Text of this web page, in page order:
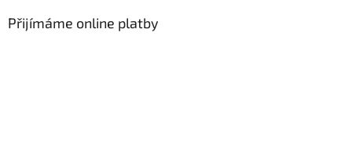
Přijímáme online platby